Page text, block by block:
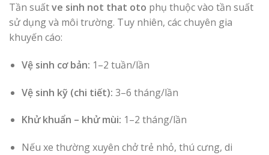
Tần suấtve sinh not that oto phụ thuộc vào tần suất
sử dụng và môi trường. Tuy nhiên, các chuyên gia
khuyến cáo:
Vệ sinh cơ bản: 1–2 tuần/lần
Vệ sinh kỹ (chi tiết): 3–6 tháng/lần
Khử khuẩn – khử mùi: 1–2 tháng/lần
Nếu xe thường xuyên chở trẻ nhỏ, thú cưng, di